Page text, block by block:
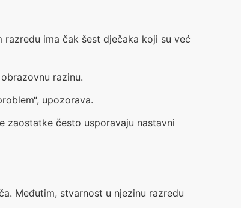
ima čak šest dječaka koji su već
razinu.
upozorava.
zaostatke često usporavaju nastavni
Međutim, stvarnost u njezinu razredu